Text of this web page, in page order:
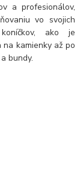
a profesionálov,
vo svojich
ako je
kamienky až po
bundy.